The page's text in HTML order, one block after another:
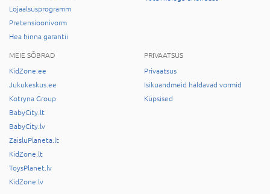
Lojaalsusprogramm
Pretensioonivorm
Hea hinna garantii
MEIE SÕBRAD
KidZone.ee
Jukukeskus.ee
Kotryna Group
BabyCity.lt
BabyCity.lv
ZaisluPlaneta.lt
KidZone.lt
ToysPlanet.lv
KidZone.lv
PRIVAATSUS
Privaatsus
Isikuandmeid haldavad vormid
Küpsised